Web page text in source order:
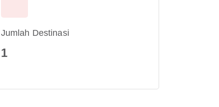
Jumlah Destinasi
1